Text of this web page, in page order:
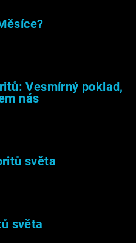
Vesmírný poklad,
nás
světa
světa